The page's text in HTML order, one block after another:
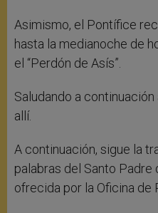
Asimismo, el Pontífice
hasta la medianoche de
el “Perdón de Asís”.
Saludando a
allí.
A continuación, sigue la
palabras del Santo Padre
ofrecida por la Oficina de